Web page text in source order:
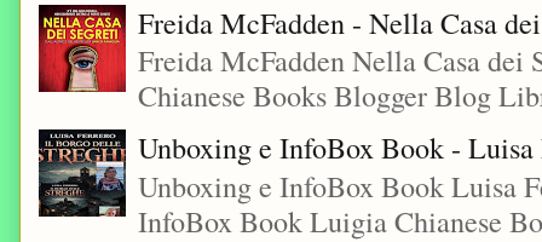
Freida McFadden - Nella Casa
Freida McFadden Nella Casa
Chianese Books Blogger Blog
Unboxing e InfoBox Book -
Unboxing e InfoBox Book Luisa
InfoBox Book Luigia Chianese